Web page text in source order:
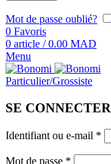
Mot de passe oublié?
0 Favoris
0 article / 0.00 MAD
Menu
Particulier/Grossiste
SE CONNECTER
Identifiant ou e-mail *
Mot de passe *